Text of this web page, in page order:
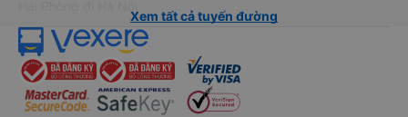
Xem tất cả tuyến đường